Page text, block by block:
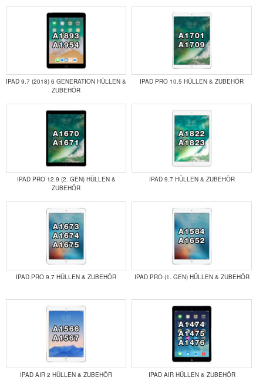
IPAD 9.7 (2018) 6 GENERATION HÜLLEN &
ZUBEHÖR
IPAD PRO 10.5 HÜLLEN & ZUBEHÖR
IPAD PRO 12.9 (2. GEN) HÜLLEN &
ZUBEHÖR
IPAD 9.7 HÜLLEN & ZUBEHÖR
IPAD PRO 9.7 HÜLLEN & ZUBEHÖR IPAD PRO (1. GEN) HÜLLEN & ZUBEHÖR
IPAD AIR 2 HÜLLEN & ZUBEHÖR IPAD AIR HÜLLEN & ZUBEHÖR